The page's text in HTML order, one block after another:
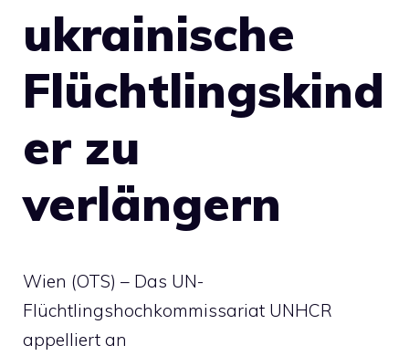
ukrainische
Flüchtlingskind
er zu
verlängern
Wien (OTS) – Das UN-
Flüchtlingshochkommissariat UNHCR
appelliert an